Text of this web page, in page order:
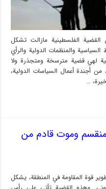
الفلسطينية مازالت تشكل
والمنظمات الدولية والرأي
لهي قضية مترسخة ومتجذرة ولا
أجندة أعمال السياسات الدولية،
…
وموت قادم من
قوة المقاومة في المنطقة، يشكل